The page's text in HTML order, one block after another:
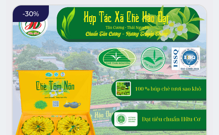
-30%